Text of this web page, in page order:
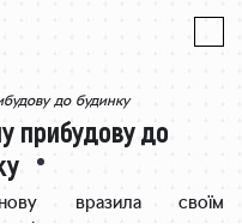
до будинку
прибудову до
вразила своїм